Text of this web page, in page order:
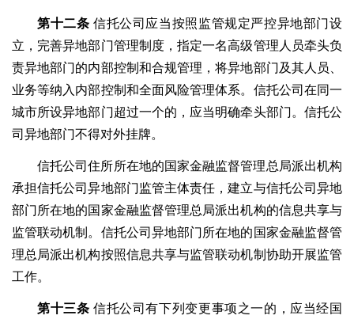
第十二条 信托公司应当按照监管规定严控异地部门设
立，完善异地部门管理制度，指定一名高级管理人员牵头负
责异地部门的内部控制和合规管理，将异地部门及其人员、
业务等纳入内部控制和全面风险管理体系。信托公司在同一
城市所设异地部门超过一个的，应当明确牵头部门。信托公
司异地部门不得对外挂牌。
信托公司住所所在地的国家金融监督管理总局派出机构
承担信托公司异地部门监管主体责任，建立与信托公司异地
部门所在地的国家金融监督管理总局派出机构的信息共享与
监管联动机制。信托公司异地部门所在地的国家金融监督管
理总局派出机构按照信息共享与监管联动机制协助开展监管
工作。
第十三条 信托公司有下列变更事项之一的，应当经国